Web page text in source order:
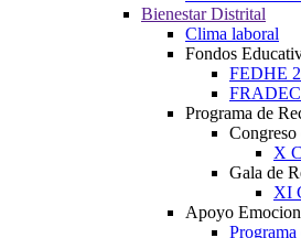
Bienestar Distrital
Clima laboral
Fondos
FEDHE
Programa de
X
Gala de
XI
Apoyo